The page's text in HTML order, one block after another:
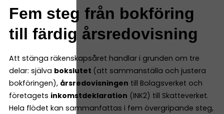
Fem steg från bokföring
till färdig årsredovisning
Att stänga räkenskapsåret handlar i grunden om tre
delar: själva bokslutet (att sammanställa och justera
bokföringen), årsredovisningen till Bolagsverket och
företagets inkomstdeklaration (INK2) till Skatteverket.
Hela flödet kan sammanfattas i fem övergripande steg,